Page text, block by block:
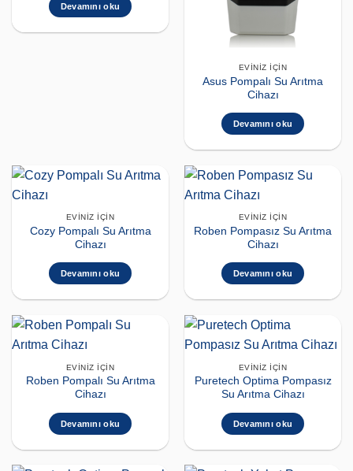
Devamını oku
EVINIZ İÇIN
Asus Pompalı Su Arıtma
Cihazı
Devamını oku
EVINIZ İÇIN
Cozy Pompalı Su Arıtma
Cihazı
Devamını oku
EVINIZ İÇIN
Roben Pompasız Su Arıtma
Cihazı
Devamını oku
EVINIZ İÇIN
Roben Pompalı Su Arıtma
Cihazı
Devamını oku
EVINIZ İÇIN
Puretech Optima Pompasız
Su Arıtma Cihazı
Devamını oku